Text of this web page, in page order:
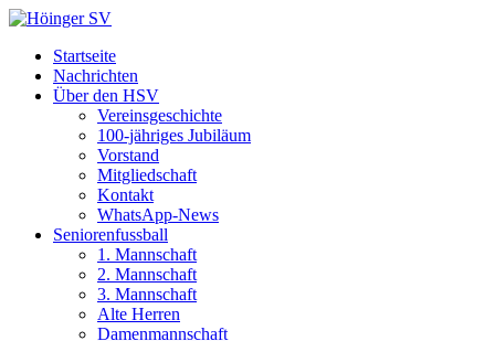
Startseite
Nachrichten
Über den HSV
Vereinsgeschichte
100-jähriges Jubiläum
Vorstand
Mitgliedschaft
Kontakt
WhatsApp-News
Seniorenfussball
1. Mannschaft
2. Mannschaft
3. Mannschaft
Alte Herren
Damenmannschaft